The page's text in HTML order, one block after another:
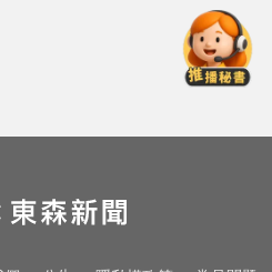
還快
濟進步幕後英雄 盼